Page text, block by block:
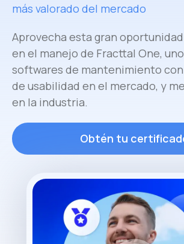
más valorado del mercado
Aprovecha esta gran
en el manejo de Fracttal One,
softwares de mantenimiento
de usabilidad en el mercado, y
en la industria.
Obtén tu